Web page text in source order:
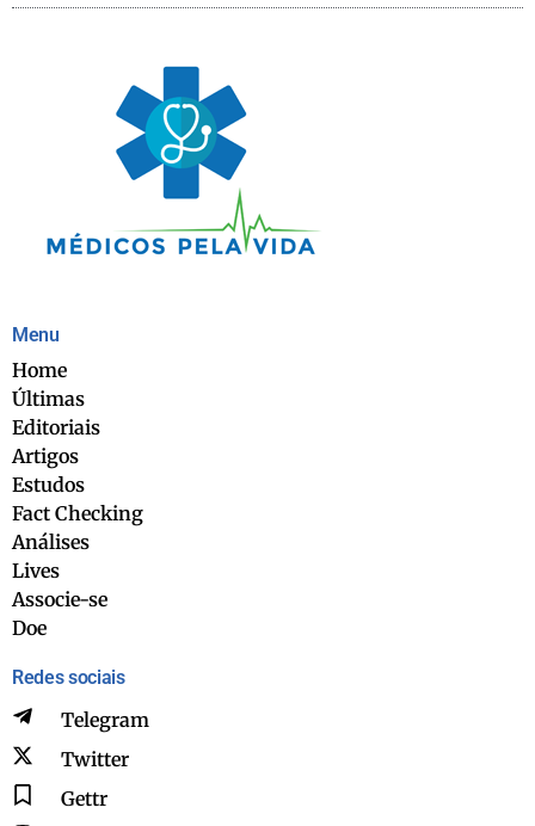
Menu
Home
Últimas
Editoriais
Artigos
Estudos
Fact Checking
Análises
Lives
Associe-se
Doe
Redes sociais
Telegram
Twitter
Gettr